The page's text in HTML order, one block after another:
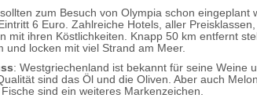
zum Besuch von Olympia schon eingeplant
6 Euro. Zahlreiche Hotels, aller
mit ihren Köstlichkeiten. Knapp 50 km entfernt
und locken mit viel Strand am Meer.
: Westgriechenland ist bekannt für seine Weine
sind das Öl und die Oliven. Aber auch
sind ein weiteres Markenzeichen.